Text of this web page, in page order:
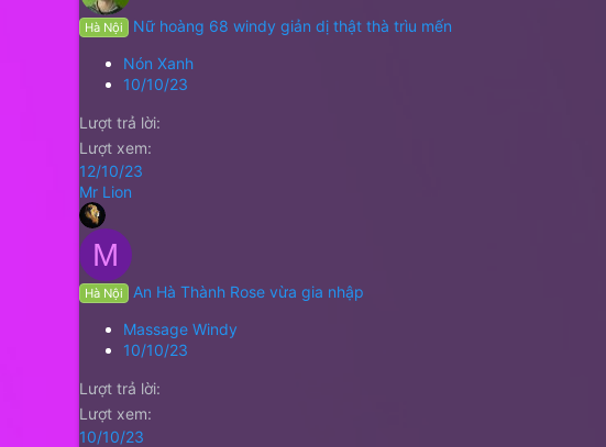
Hà Nội
Nữ hoàng 68 windy giản dị thật thà trìu mến
Nón Xanh
10/10/23
Lượt trả lời
Lượt xem
12/10/23
Mr Lion
M
Hà Nội
An Hà Thành Rose vừa gia nhập
Massage Windy
10/10/23
Lượt trả lời
Lượt xem
10/10/23